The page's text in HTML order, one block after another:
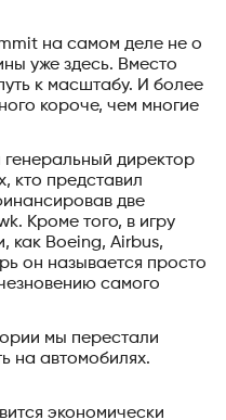
на самом деле не о
уже здесь. Вместо
к масштабу. И более
короче, чем многие
директор
кто представил
две
Кроме того, в игру
как Boeing, Airbus,
он называется просто
самого
мы перестали
на автомобилях.
экономически